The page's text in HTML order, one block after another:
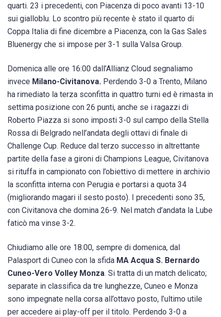
quarti. 23 i precedenti, con Piacenza di poco avanti 13-10
sui gialloblu. Lo scontro più recente è stato il quarto di
Coppa Italia di fine dicembre a Piacenza, con la Gas Sales
Bluenergy che si impose per 3-1 sulla Valsa Group.
Domenica alle ore 16:00 dall’Allianz Cloud segnaliamo
invece Milano-Civitanova. Perdendo 3-0 a Trento, Milano
ha rimediato la terza sconfitta in quattro turni ed è rimasta in
settima posizione con 26 punti, anche se i ragazzi di
Roberto Piazza si sono imposti 3-0 sul campo della Stella
Rossa di Belgrado nell’andata degli ottavi di finale di
Challenge Cup. Reduce dal terzo successo in altrettante
partite della fase a gironi di Champions League, Civitanova
si rituffa in campionato con l’obiettivo di mettere in archivio
la sconfitta interna con Perugia e portarsi a quota 34
(migliorando magari il sesto posto). I precedenti sono 35,
con Civitanova che domina 26-9. Nel match d’andata la Lube
faticò ma vinse 3-2.
Chiudiamo alle ore 18:00, sempre di domenica, dal
Palasport di Cuneo con la sfida MA Acqua S. Bernardo
Cuneo-Vero Volley Monza. Si tratta di un match delicato;
separate in classifica da tre lunghezze, Cuneo e Monza
sono impegnate nella corsa all’ottavo posto, l’ultimo utile
per accedere ai play-off per il titolo. Perdendo 3-0 a